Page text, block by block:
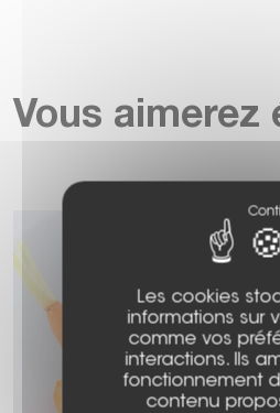
Vous aimerez
Les cookies
informations sur
comme vos
interactions. Ils
fonctionnement
contenu